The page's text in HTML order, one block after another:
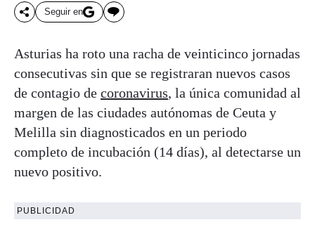
Seguir en
Asturias ha roto una racha de veinticinco jornadas
consecutivas sin que se registraran nuevos casos
de contagio de coronavirus, la única comunidad al
margen de las ciudades autónomas de Ceuta y
Melilla sin diagnosticados en un periodo
completo de incubación (14 días), al detectarse un
nuevo positivo.
PUBLICIDAD